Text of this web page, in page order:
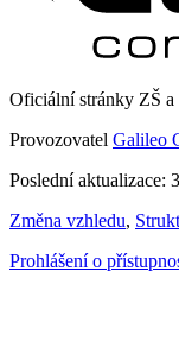
Oficiální stránky ZŠ
Provozovatel Galileo
Poslední aktualizace:
Změna vzhledu,
Prohlášení o